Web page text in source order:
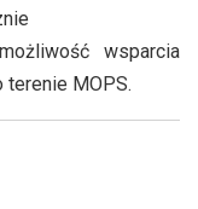
wsparcia
MOPS.